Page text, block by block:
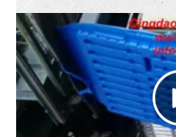
の製造工程